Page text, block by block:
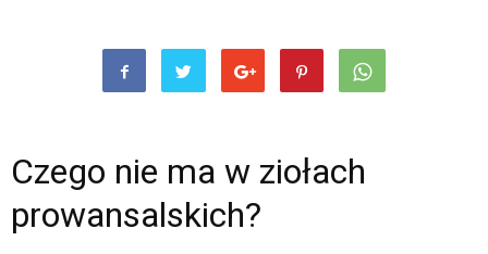
Czego nie ma w ziołach
prowansalskich?